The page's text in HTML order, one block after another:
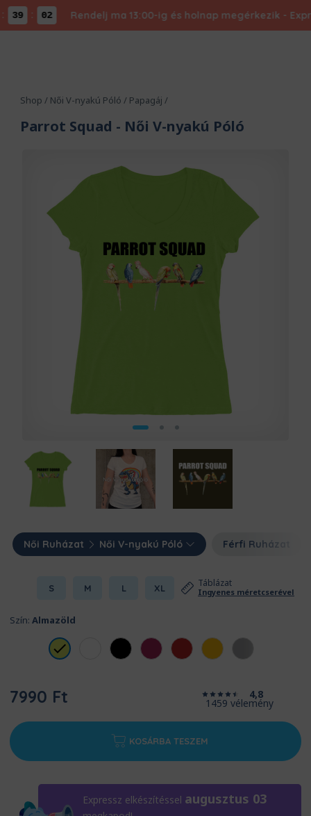
: 01 Rendelj ma 13:00-ig és holnap megérkezik -
Shop / Női V-nyakú Póló / Papagáj /
Parrot Squad - Női V-nyakú Póló
Női Ruházat Női V-nyakú Póló Férfi Ruházat
S M L XL Táblázat
Ingyenes méretcserével
Szín: Almazöld
7990 Ft 4,8
1459 vélemény
KOSÁRBA TESZEM
Expressz elkészítéssel augusztus 03